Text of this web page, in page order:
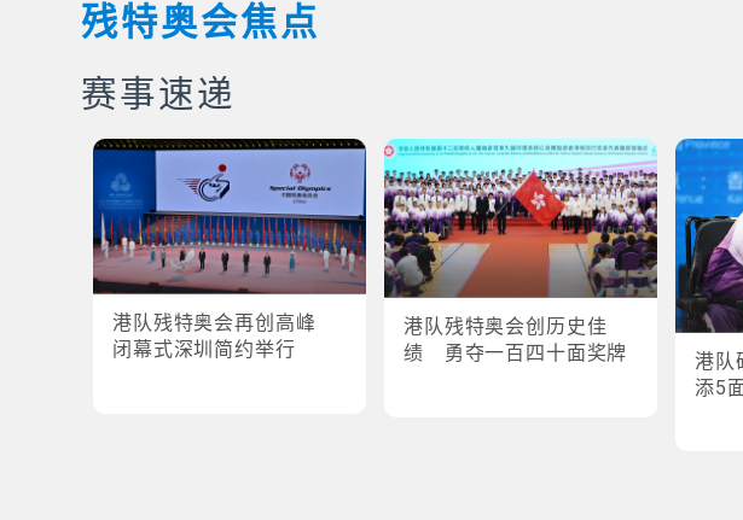
残特奥会焦点
赛事速递
港队残特奥会再创高峰
闭幕式深圳简约举行
港队残特奥会创历史佳
绩 勇夺一百四十面奖牌
港队
添5